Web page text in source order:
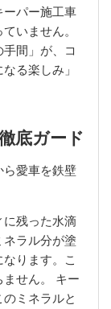
ーパー施工車
いません。
手間」が、コ
る楽しみ」
底ガード
ら愛車を鉄壁
に残った水滴
ラル分が塗
ります。こ
せん。 キー
ミネラルと